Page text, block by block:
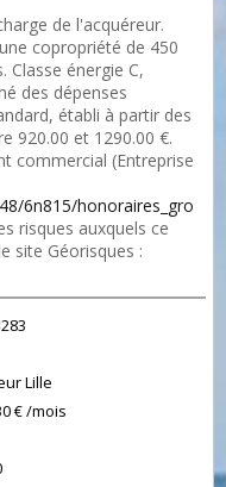
de l'acquéreur.
copropriété de 450
Classe énergie C,
des dépenses
établi à partir des
920.00 et 1290.00 €.
commercial (Entreprise
6n815/honoraires_gro
risques auxquels ce
site Géorisques :
Lille
€ /mois